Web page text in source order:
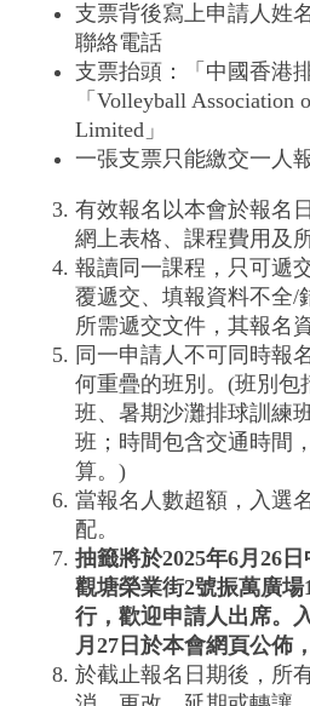
支票背後寫上申請人姓
聯絡電話
支票抬頭：「中國香港
「Volleyball Association
Limited」
一張支票只能繳交一人
有效報名以本會於報名
網上表格、課程費用及
報讀同一課程，只可遞
覆遞交、填報資料不全/
所需遞交文件，其報名
同一申請人不可同時報
何重疊的班別。(班別包
班、暑期沙灘排球訓練
班；時間包含交通時間
算。)
當報名人數超額，入選
配。
抽籤將於2025年6月 26
觀塘榮業街2號振萬廣場
行，歡迎申請人出席。
月 27 日 於本會網頁公佈，
於截止報名日期後，所